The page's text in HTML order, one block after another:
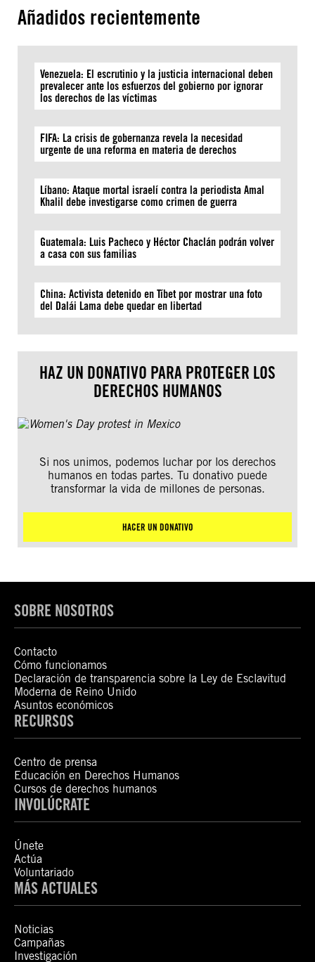
Añadidos recientemente
Venezuela: El escrutinio y la justicia internacional deben
prevalecer ante los esfuerzos del gobierno por ignorar
los derechos de las víctimas
FIFA: La crisis de gobernanza revela la necesidad
urgente de una reforma en materia de derechos
Líbano: Ataque mortal israelí contra la periodista Amal
Khalil debe investigarse como crimen de guerra
Guatemala: Luis Pacheco y Héctor Chaclán podrán volver
a casa con sus familias
China: Activista detenido en Tíbet por mostrar una foto
del Dalái Lama debe quedar en libertad
HAZ UN DONATIVO PARA PROTEGER LOS
DERECHOS HUMANOS
Si nos unimos, podemos luchar por los derechos
humanos en todas partes. Tu donativo puede
transformar la vida de millones de personas.
HACER UN DONATIVO
SOBRE NOSOTROS
Contacto
Cómo funcionamos
Declaración de transparencia sobre la Ley de Esclavitud
Moderna de Reino Unido
Asuntos económicos
RECURSOS
Centro de prensa
Educación en Derechos Humanos
Cursos de derechos humanos
INVOLÚCRATE
Únete
Actúa
Voluntariado
MÁS ACTUALES
Noticias
Campañas
Investigación